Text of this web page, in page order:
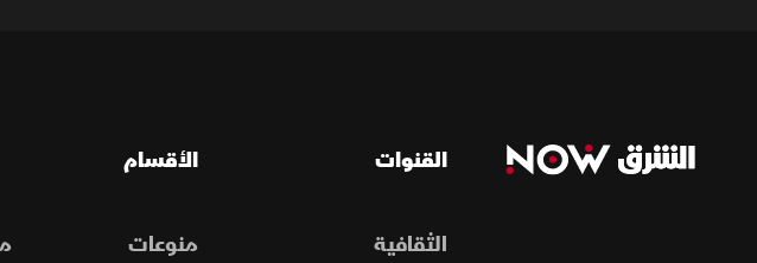
القنوات
الثقافية
الأقسام
منوعات